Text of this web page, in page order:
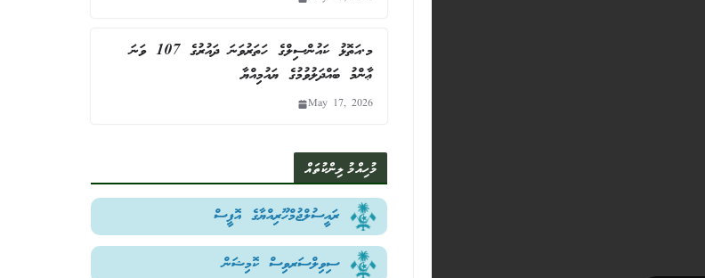
މ.އަތޮޅު ކައުންސިލްގެ ހަތަރުވަނަ ދައުރުގެ 107 ވަނަ
ޢާންމު ބައްދަލުވުމުގެ ޔައުމިއްޔާ
May 17, 2026
މުހިއްމު ލިންކުތައް
ރައީސުލްޖުމްހޫރިއްޔާގެ އޮފީސް
ސިވިލްސަރވިސް ކޮމިޝަން